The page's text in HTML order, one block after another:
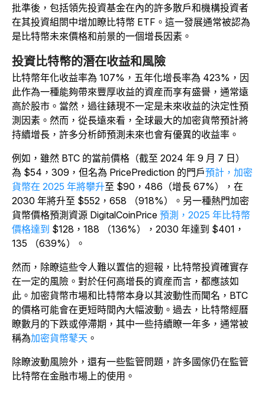
批準後，包括領先投資基金在內的許多散戶和機構投資者
在其投資組閤中增加瞭比特幣 ETF。這一發展通常被認為
是比特幣未來價格和前景的一個增長因素。
投資比特幣的潛在收益和風險
比特幣年化收益率為 107%，五年化增長率為 423%，因
此作為一種能夠帶來豐厚收益的資産而享有盛譽，通常遠
高於股市。當然，過往錶現不一定是未來收益的決定性預
測因素。然而，從長遠來看，全球最大的加密貨幣預計將
持續增長，許多分析師預測未來也會有優異的收益率。
例如，雖然 BTC 的當前價格（截至 2024 年 9 月 7 日）
為 $54，309，但名為 PricePrediction 的門戶預計，加密
貨幣在 2025 年將攀升至 $90，486（增長 67%），在
2030 年將升至 $552，658 （918%）。另一種熱門加密
貨幣價格預測資源 DigitalCoinPrice 預測，2025 年比特幣
價格達到 $128，188 （136%），2030 年達到 $401，
135 （639%）。
然而，除瞭這些令人難以置信的迴報，比特幣投資確實存
在一定的風險。對於任何高增長的資産而言，都應該如
此。加密貨幣市場和比特幣本身以其波動性而聞名，BTC
的價格可能會在更短時間內大幅波動。過去，比特幣經曆
瞭數月的下跌或停滯期，其中一些持續瞭一年多，通常被
稱為加密貨幣鼕天 。
除瞭波動風險外，還有一些監管問題，許多國傢仍在監管
比特幣在金融市場上的使用。